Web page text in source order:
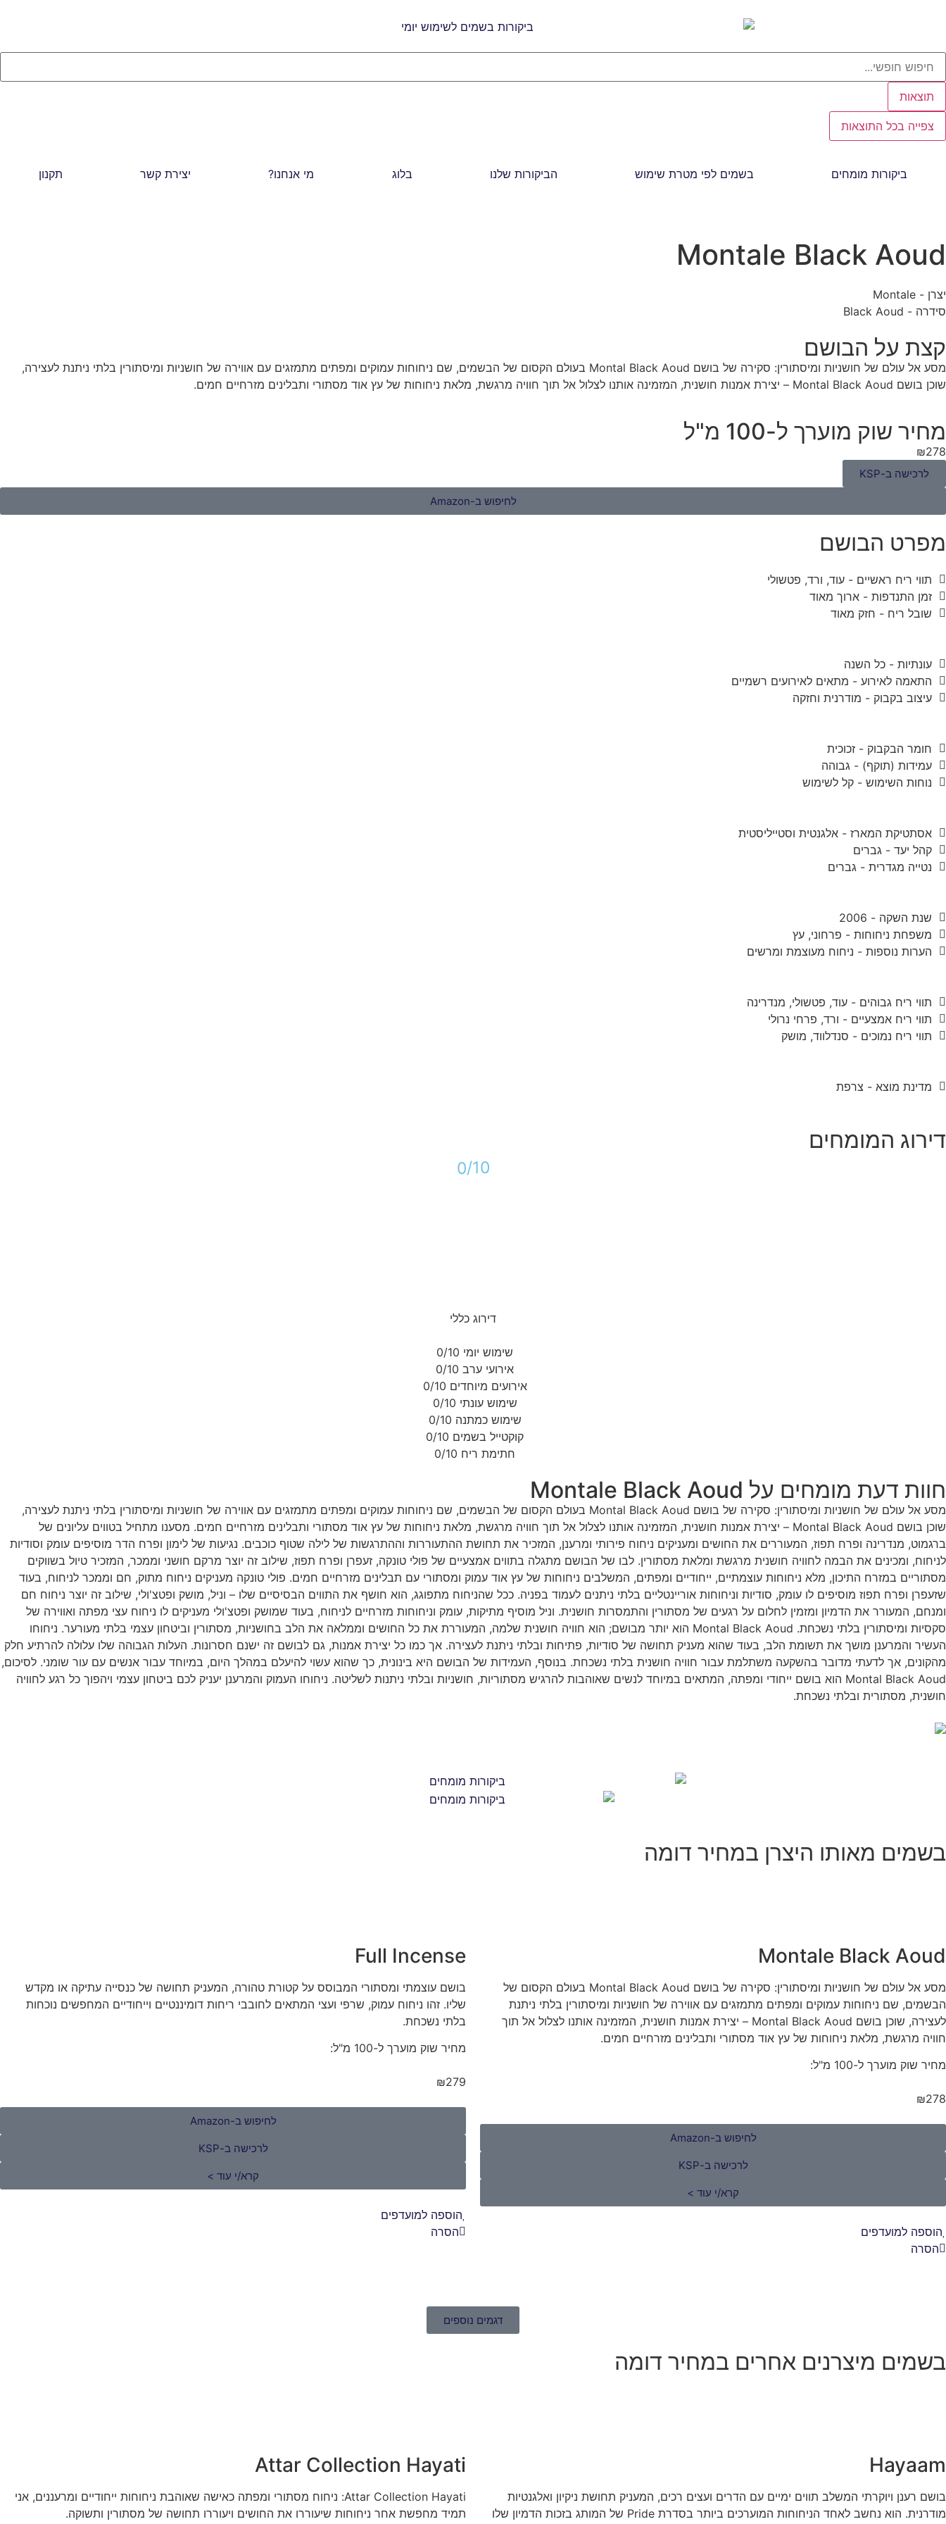
תוצאות
צפייה בכל התוצאות
ביקורות מומחים בשמים לפי מטרת שימוש הביקורות שלנו בלוג מי אנחנו? יצירת קשר תקנון
Montale Black Aoud
יצרן - Montale
סידרה - Black Aoud
קצת על הבושם
מסע אל עולם של חושניות ומיסתורין: סקירה של בושם Montal Black Aoud בעולם הקסום של הבשמים, שם ניחוחות עמוקים ומפתים מתמזגים עם אווירה של חושניות ומיסתורין בלתי ניתנת לעצירה,
שוכן בושם Montal Black Aoud – יצירת אמנות חושנית, המזמינה אותנו לצלול אל תוך חוויה מרגשת, מלאת ניחוחות של עץ אוד מסתורי ותבלינים מזרחיים חמים.
מחיר שוק מוערך ל-100 מ"ל
₪278
לרכישה ב-KSP
לחיפוש ב-Amazon
מפרט הבושם
תווי ריח ראשיים - עוד, ורד, פטשולי
זמן התנדפות - ארוך מאוד
שובל ריח - חזק מאוד
עונתיות - כל השנה
התאמה לאירוע - מתאים לאירועים רשמיים
עיצוב בקבוק - מודרנית וחזקה
חומר הבקבוק - זכוכית
עמידות (תוקף) - גבוהה
נוחות השימוש - קל לשימוש
אסתטיקת המארז - אלגנטית וסטייליסטית
קהל יעד - גברים
נטייה מגדרית - גברים
שנת השקה - 2006
משפחת ניחוחות - פרחוני, עץ
הערות נוספות - ניחוח מעוצמת ומרשים
תווי ריח גבוהים - עוד, פטשולי, מנדרינה
תווי ריח אמצעיים - ורד, פרחי נרולי
תווי ריח נמוכים - סנדלווד, מושק
מדינת מוצא - צרפת
דירוג המומחים
10/
0
דירוג כללי
שימוש יומי 0/10
אירועי ערב 0/10
אירועים מיוחדים 0/10
שימוש עונתי 0/10
שימוש כמתנה 0/10
קוקטייל בשמים 0/10
חתימת ריח 0/10
חוות דעת מומחים על Montale Black Aoud
מסע אל עולם של חושניות ומיסתורין: סקירה של בושם Montal Black Aoud בעולם הקסום של הבשמים, שם ניחוחות עמוקים ומפתים מתמזגים עם אווירה של חושניות ומיסתורין בלתי ניתנת לעצירה,
שוכן בושם Montal Black Aoud – יצירת אמנות חושנית, המזמינה אותנו לצלול אל תוך חוויה מרגשת, מלאת ניחוחות של עץ אוד מסתורי ותבלינים מזרחיים חמים. מסענו מתחיל בטווים עליונים של
ברגמוט, מנדרינה ופרח תפוז, המעוררים את החושים ומעניקים ניחוח פירותי ומרענן, המזכיר את תחושת ההתעוררות וההתרגשות של לילה שטוף כוכבים. נגיעות של לימון ופרח הדר מוסיפים עומק וסודיות
לניחוח, ומכינים את הבמה לחוויה חושנית מרגשת ומלאת מסתורין. לבו של הבושם מתגלה בתווים אמצעיים של פולי טונקה, זעפרן ופרח תפוז, שילוב זה יוצר מרקם חושני וממכר, המזכיר טיול בשווקים
מסתוריים במזרח התיכון, מלא ניחוחות עוצמתיים, ייחודיים ומפתים, המשלבים ניחוחות של עץ אוד עמוק ומסתורי עם תבלינים מזרחיים חמים. פולי טונקה מעניקים ניחוח מתוק, חם וממכר לניחוח, בעוד
שזעפרן ופרח תפוז מוסיפים לו עומק, סודיות וניחוחות אוריינטליים בלתי ניתנים לעמוד בפניה. ככל שהניחוח מתפוגג, הוא חושף את התווים הבסיסיים שלו – וניל, מושק ופטצ'ולי, שילוב זה יוצר ניחוח חם
ומנחם, המעורר את הדמיון ומזמין לחלום על רגעים של מסתורין והתמסרות חושנית. וניל מוסיף מתיקות, עומק וניחוחות מזרחיים לניחוח, בעוד שמושק ופטצ'ולי מעניקים לו ניחוח עצי מפתה ואווירה של
סקסיות ומיסתורין בלתי נשכחת. Montal Black Aoud הוא יותר מבושם; הוא חוויה חושנית שלמה, המעוררת את כל החושים וממלאה את הלב בחושניות, מסתורין וביטחון עצמי בלתי מעורער. ניחוחו
העשיר והמרענן מושך את תשומת הלב, בעוד שהוא מעניק תחושה של סודיות, פתיחות ובלתי ניתנת לעצירה. אך כמו כל יצירת אמנות, גם לבושם זה ישנם חסרונות. העלות הגבוהה שלו עלולה להרתיע חלק
מהקונים, אך לדעתי מדובר בהשקעה משתלמת עבור חוויה חושנית בלתי נשכחת. בנוסף, העמידות של הבושם היא בינונית, כך שהוא עשוי להיעלם במהלך היום, במיוחד עבור אנשים עם עור שומני. לסיכום,
Montal Black Aoud הוא בושם ייחודי ומפתה, המתאים במיוחד לנשים שאוהבות להרגיש מסתוריות, חושניות ובלתי ניתנות לשליטה. ניחוחו העמוק והמרענן יעניק לכם ביטחון עצמי ויהפוך כל רגע לחוויה
חושנית, מסתורית ובלתי נשכחת.
בשמים מאותו היצרן במחיר דומה
Montale Black Aoud
מסע אל עולם של חושניות ומיסתורין: סקירה של בושם Montal Black Aoud בעולם הקסום של
הבשמים, שם ניחוחות עמוקים ומפתים מתמזגים עם אווירה של חושניות ומיסתורין בלתי ניתנת
לעצירה, שוכן בושם Montal Black Aoud – יצירת אמנות חושנית, המזמינה אותנו לצלול אל תוך
חוויה מרגשת, מלאת ניחוחות של עץ אוד מסתורי ותבלינים מזרחיים חמים.
מחיר שוק מוערך ל-100 מ"ל:
₪278
לחיפוש ב-Amazon
לרכישה ב-KSP
קרא/י עוד >
הוספה למועדפים
הסרה
Full Incense
בושם עוצמתי ומסתורי המבוסס על קטורת טהורה, המעניק תחושה של כנסייה עתיקה או מקדש
שליו. זהו ניחוח עמוק, שרפי ועצי המתאים לחובבי ריחות דומיננטיים וייחודיים המחפשים נוכחות
בלתי נשכחת.
מחיר שוק מוערך ל-100 מ"ל:
₪279
לחיפוש ב-Amazon
לרכישה ב-KSP
קרא/י עוד >
הוספה למועדפים
הסרה
דגמים נוספים
בשמים מיצרנים אחרים במחיר דומה
Hayaam
בושם רענן ויוקרתי המשלב תווים ימיים עם הדרים ועצים רכים, המעניק תחושת ניקיון ואלגנטיות
מודרנית. הוא נחשב לאחד הניחוחות המוערכים ביותר בסדרת Pride של המותג בזכות הדמיון שלו
Attar Collection Hayati
Attar Collection Hayati: ניחוח מסתורי ומפתה כאישה שאוהבת ניחוחות ייחודיים ומרעננים, אני
תמיד מחפשת אחר ניחוחות שיעוררו את החושים ויעוררו תחושה של מסתורין ותשוקה.